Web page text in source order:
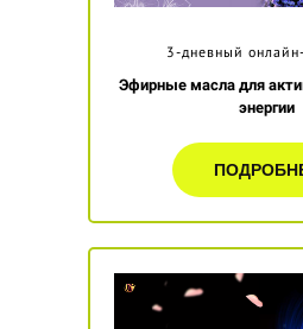
3-дневный
Эфирные масла для
энергии